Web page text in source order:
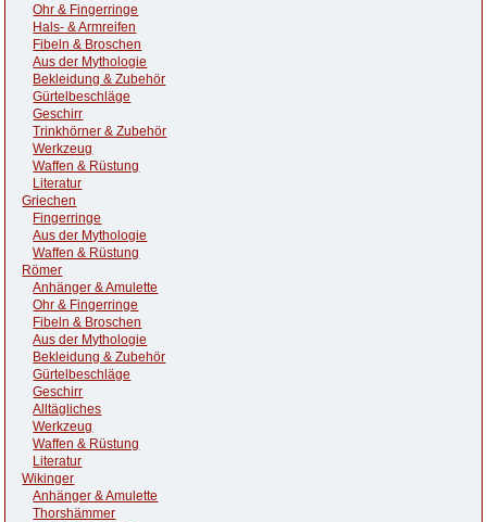
Ohr & Fingerringe
Hals- & Armreifen
Fibeln & Broschen
Aus der Mythologie
Bekleidung & Zubehör
Gürtelbeschläge
Geschirr
Trinkhörner & Zubehör
Werkzeug
Waffen & Rüstung
Literatur
Griechen
Fingerringe
Aus der Mythologie
Waffen & Rüstung
Römer
Anhänger & Amulette
Ohr & Fingerringe
Fibeln & Broschen
Aus der Mythologie
Bekleidung & Zubehör
Gürtelbeschläge
Geschirr
Alltägliches
Werkzeug
Waffen & Rüstung
Literatur
Wikinger
Anhänger & Amulette
Thorshämmer